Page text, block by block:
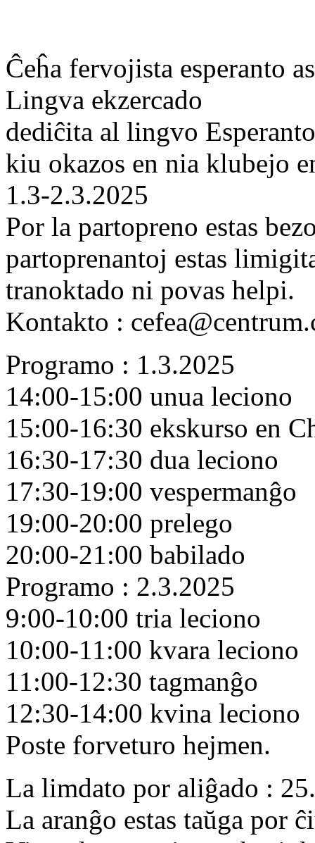
Ĉeĥa fervojista esperanto
Lingva ekzercado
dediĉita al lingvo
kiu okazos en nia klubejo
1.3-2.3.2025
Por la partopreno estas
partoprenantoj estas
tranoktado ni povas helpi.
Kontakto :
Programo : 1.3.2025
14:00-15:00 unua leciono
15:00-16:30 ekskurso en
16:30-17:30 dua leciono
17:30-19:00 vespermanĝo
19:00-20:00 prelego
20:00-21:00 babilado
Programo : 2.3.2025
9:00-10:00 tria leciono
10:00-11:00 kvara leciono
11:00-12:30 tagmanĝo
12:30-14:00 kvina leciono
Poste forveturo hejmen.
La limdato por aliĝado :
La aranĝo estas taŭga por